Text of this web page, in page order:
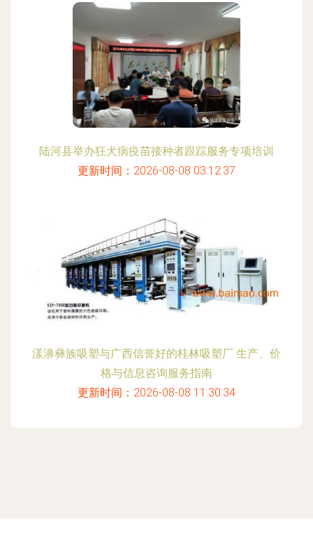
陆河县举办狂犬病疫苗接种者跟踪服务专项培训
更新时间：2026-08-08 03:12:37
漾濞彝族吸塑与广西信誉好的桂林吸塑厂 生产、价
格与信息咨询服务指南
更新时间：2026-08-08 11:30:34